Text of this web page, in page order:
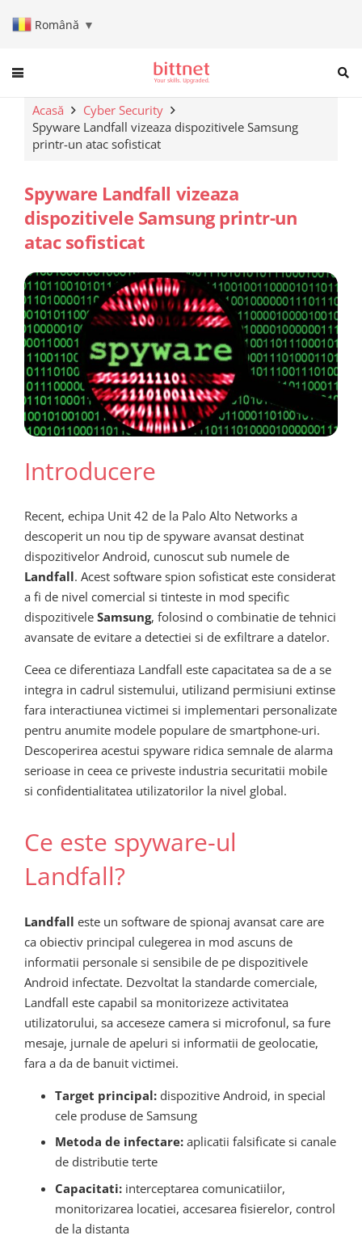
Română ▼
When autocomplete results
Acasă
Cyber Security
Spyware Landfall vizeaza dispozitivele Samsung
printr-un atac sofisticat
Spyware Landfall vizeaza
dispozitivele Samsung printr-un
atac sofisticat
Introducere
Recent, echipa Unit 42 de la Palo Alto Networks a
descoperit un nou tip de spyware avansat destinat
dispozitivelor Android, cunoscut sub numele de
Landfall. Acest software spion sofisticat este considerat
a fi de nivel comercial si tinteste in mod specific
dispozitivele Samsung, folosind o combinatie de tehnici
avansate de evitare a detectiei si de exfiltrare a datelor.
Ceea ce diferentiaza Landfall este capacitatea sa de a se
integra in cadrul sistemului, utilizand permisiuni extinse
fara interactiunea victimei si implementari personalizate
pentru anumite modele populare de smartphone-uri.
Descoperirea acestui spyware ridica semnale de alarma
serioase in ceea ce priveste industria securitatii mobile
si confidentialitatea utilizatorilor la nivel global.
Ce este spyware-ul
Landfall?
Landfall este un software de spionaj avansat care are
ca obiectiv principal culegerea in mod ascuns de
informatii personale si sensibile de pe dispozitivele
Android infectate. Dezvoltat la standarde comerciale,
Landfall este capabil sa monitorizeze activitatea
utilizatorului, sa acceseze camera si microfonul, sa fure
mesaje, jurnale de apeluri si informatii de geolocatie,
fara a da de banuit victimei.
Target principal:dispozitive Android, in special
cele produse de Samsung
Metoda de infectare:aplicatii falsificate si canale
de distributie terte
Capacitati:interceptarea comunicatiilor,
monitorizarea locatiei, accesarea fisierelor, control
de la distanta